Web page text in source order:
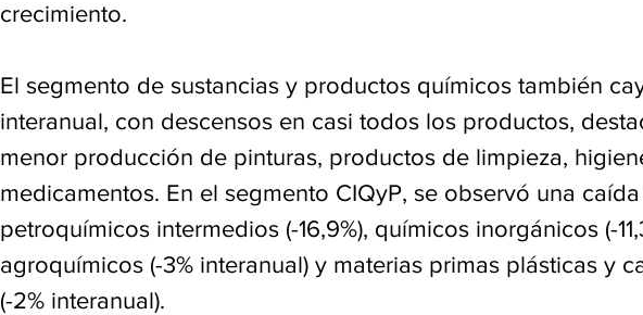
crecimiento.
El segmento de sustancias y productos químicos también
interanual, con descensos en casi todos los productos,
menor producción de pinturas, productos de limpieza,
medicamentos. En el segmento CIQyP, se observó una
petroquímicos intermedios (-16,9%), químicos inorgánicos (-
agroquímicos (-3% interanual) y materias primas plásticas y
(-2% interanual).